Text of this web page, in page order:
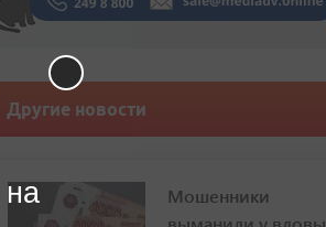
Другие новости
Мошенники